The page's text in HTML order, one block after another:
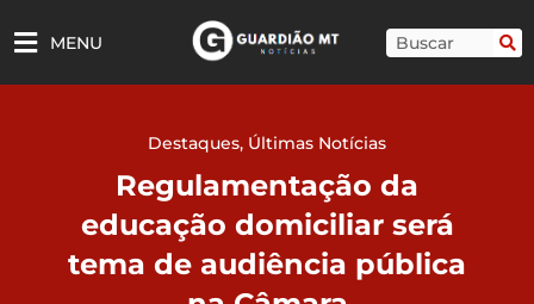
para
MENU Pesquisar
Destaques, Últimas Notícias
Regulamentação da
educação domiciliar será
tema de audiência pública